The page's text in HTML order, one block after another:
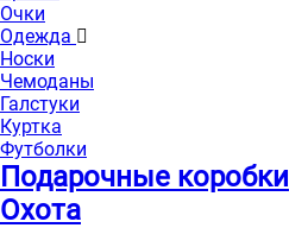
Очки
Одежда
Носки
Чемоданы
Галстуки
Куртка
Футболки
Подарочные коробки
Охота